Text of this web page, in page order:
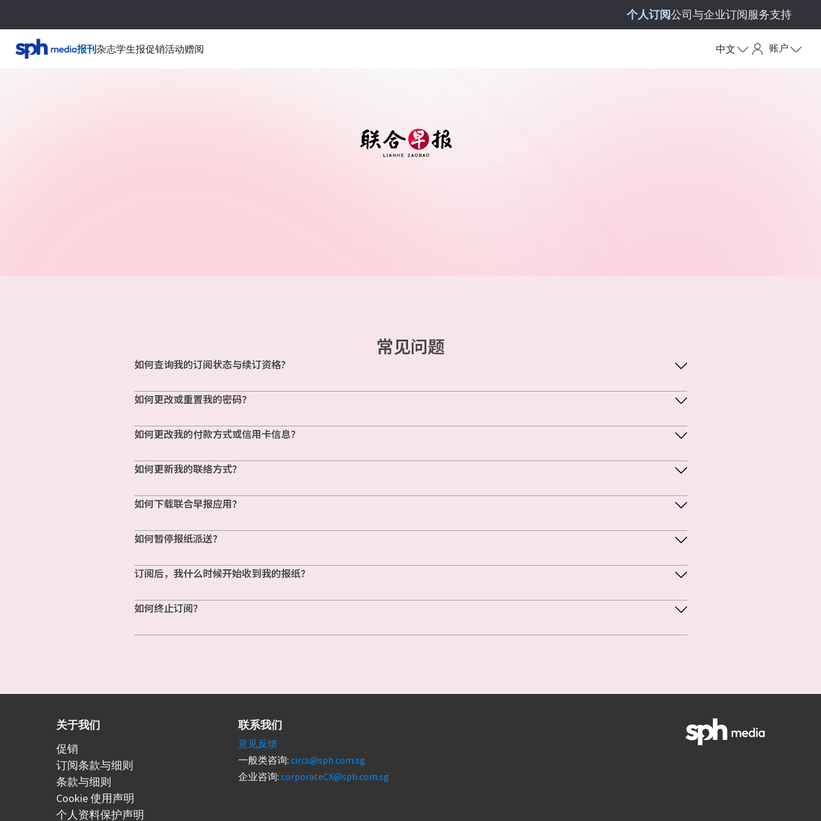
个人订阅公司与企业订阅服务支持
报刊杂志学生报促销活动赠阅 中文 账户
常见问题
如何查询我的订阅状态与续订资格?
如何更改或重置我的密码？
如何更改我的付款方式或信用卡信息？
如何更新我的联络方式？
如何下载联合早报应用？
如何暂停报纸派送？
订阅后，我什么时候开始收到我的报纸？
如何终止订阅？
关于我们
促销
订阅条款与细则
条款与细则
Cookie 使用声明
个人资料保护声明
联系我们
意见反馈
一般类咨询: circs@sph.com.sg
企业咨询: corporateCX@sph.com.sg